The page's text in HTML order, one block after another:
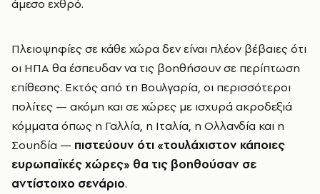
άμεσο εχθρό.
Πλειοψηφίες σε κάθε χώρα δεν είναι πλέον βέβαιες ότι
οι ΗΠΑ θα έσπευδαν να τις βοηθήσουν σε περίπτωση
επίθεσης. Εκτός από τη Βουλγαρία, οι περισσότεροι
πολίτες — ακόμη και σε χώρες με ισχυρά ακροδεξιά
κόμματα όπως η Γαλλία, η Ιταλία, η Ολλανδία και η
Σουηδία — πιστεύουν ότι «τουλάχιστον κάποιες
ευρωπαϊκές χώρες» θα τις βοηθούσαν σε
αντίστοιχο σενάριο.